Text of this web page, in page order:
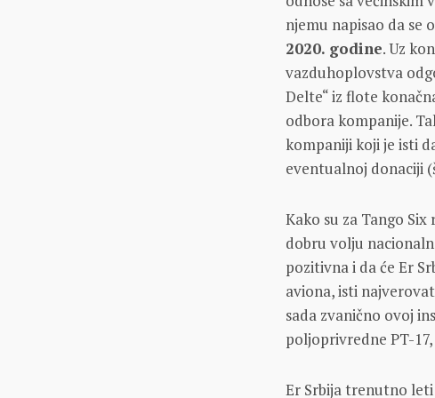
njemu napisao da se
2020. godine. Uz
vazduhoplovstva
Delte“ iz flote
odbora kompanije.
kompaniji koji je isti
eventualnoj donaciji
Kako su za Tango
dobru volju
pozitivna i da će Er
aviona, isti
sada zvanično ovoj
poljoprivredne PT-
Er Srbija trenutno